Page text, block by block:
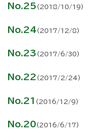
No.25(2018/10/19)
No.24(2017/12/8)
No.23 (2017/6/30)
No.22 (2017/2/24)
No.21 (2016/12/9)
No.20(2016/6/17)